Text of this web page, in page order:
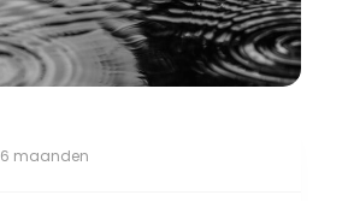
6 maanden